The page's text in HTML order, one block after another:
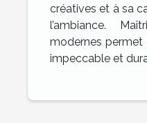
créatives et à sa
l’ambiance.
modernes permet
impeccable et